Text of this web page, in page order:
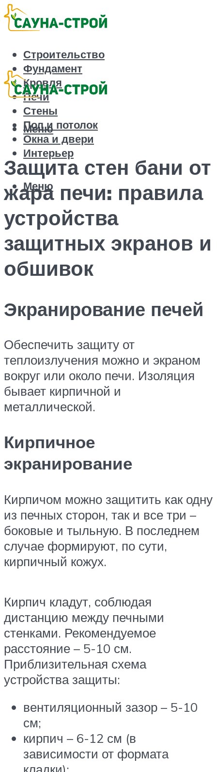
Строительство
Фундамент
Кровля
Печи
Стены
Пол и потолок
Окна и двери
Интерьер
Меню
Меню
Защита стен бани от
жара печи: правила
устройства
защитных экранов и
обшивок
Экранирование печей
Обеспечить защиту от
теплоизлучения можно и экраном
вокруг или около печи. Изоляция
бывает кирпичной и
металлической.
Кирпичное
экранирование
Кирпичом можно защитить как одну
из печных сторон, так и все три –
боковые и тыльную. В последнем
случае формируют, по сути,
кирпичный кожух.
Кирпич кладут, соблюдая
дистанцию между печными
стенками. Рекомендуемое
расстояние – 5-10 см.
Приблизительная схема
устройства защиты:
вентиляционный зазор – 5-10
см;
кирпич – 6-12 см (в
зависимости от формата